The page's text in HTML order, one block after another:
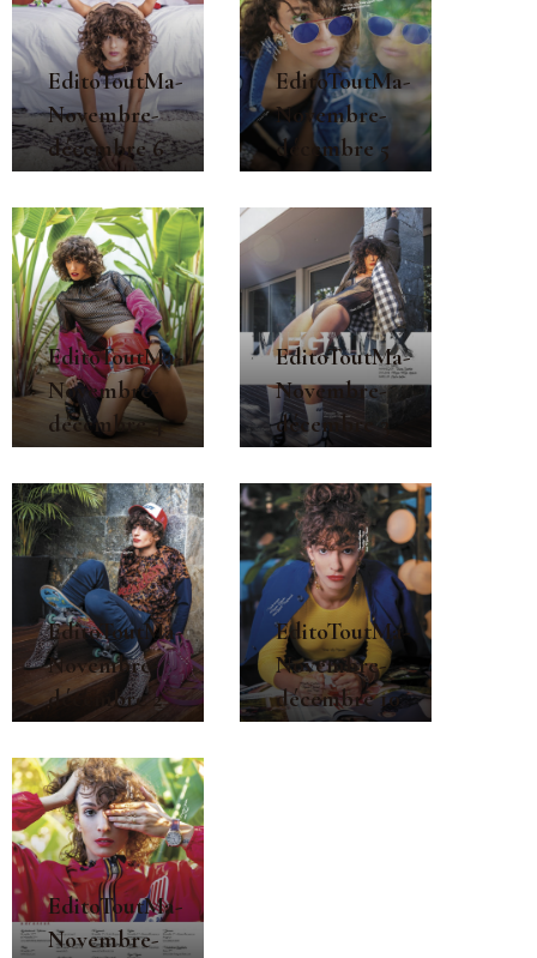
EditoToutMa-
Novembre-
décembre 6
EditoToutMa-
Novembre-
décembre 5
EditoToutMa-
Novembre-
décembre 4
EditoToutMa-
Novembre-
décembre 3
EditoToutMa-
Novembre-
décembre 2
EditoToutMa-
Novembre-
décembre 10
EditoToutMa-
Novembre-